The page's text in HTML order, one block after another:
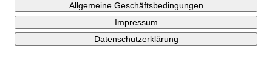
Allgemeine Geschäftsbedingungen
Impressum
Datenschutzerklärung